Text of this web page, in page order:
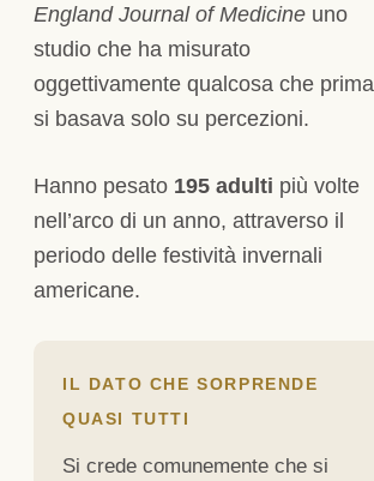
England Journal of Medicine uno
studio che ha misurato
oggettivamente qualcosa che prima
si basava solo su percezioni.
Hanno pesato 195 adulti più volte
nell’arco di un anno, attraverso il
periodo delle festività invernali
americane.
IL DATO CHE SORPRENDE
QUASI TUTTI
Si crede comunemente che si